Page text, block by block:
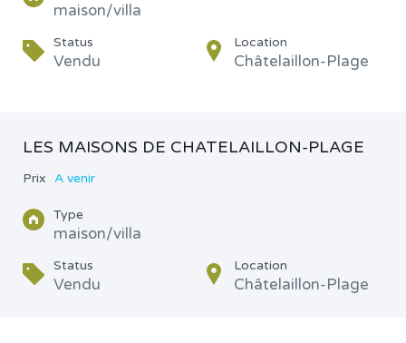
maison/villa
Status
Vendu
Location
Châtelaillon-Plage
LES MAISONS DE CHATELAILLON-PLAGE
Prix A venir
Type
maison/villa
Status
Vendu
Location
Châtelaillon-Plage